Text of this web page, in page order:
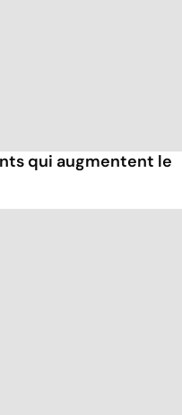
qui augmentent le